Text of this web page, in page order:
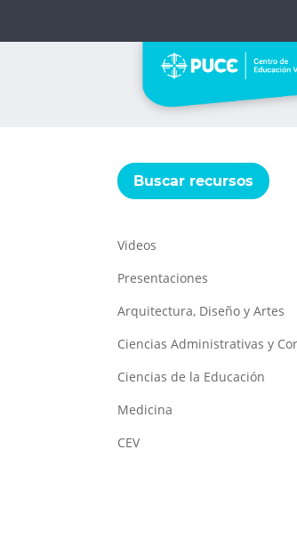
Buscar recursos
Videos
Presentaciones
Arquitectura, Diseño y Artes
Ciencias Administrativas y
Ciencias de la Educación
Medicina
CEV